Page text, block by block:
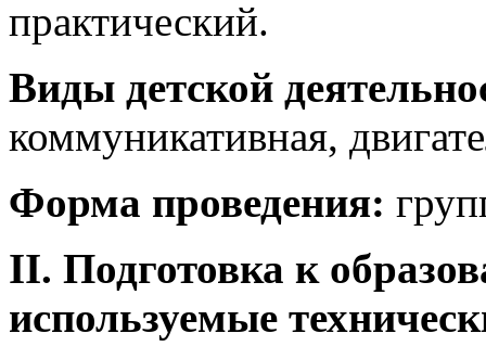
практический.
Виды детской
коммуникативная,
Форма проведения:
II. Подготовка к
используемые